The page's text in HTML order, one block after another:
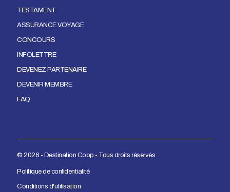
TESTAMENT
ASSURANCE VOYAGE
CONCOURS
INFOLETTRE
DEVENEZ PARTENAIRE
DEVENIR MEMBRE
FAQ
© 2026 - Destination Coop - Tous droits réservés
Politique de confidentialité
Conditions d'utilisation